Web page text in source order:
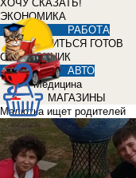
ХОЧУ СКАЗАТЬ!
ЭКОНОМИКА
РАБОТА
УЧИТЬСЯ ГОТОВ
СПРАВОЧНИК
АВТО
Медицина
МАГАЗИНЫ
Малютка ищет родителей